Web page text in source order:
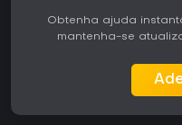
Obtenha ajuda
mantenha-se